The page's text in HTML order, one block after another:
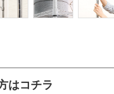
はコチラ